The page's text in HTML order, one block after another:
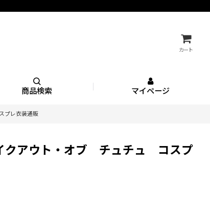
カート
商品検索 マイページ
プレ衣装通販
クアウト・オブ チュチュ コスプ